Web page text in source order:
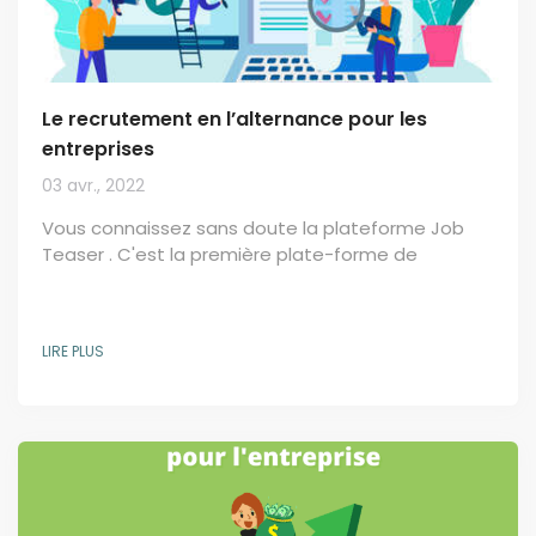
Le recrutement en l’alternance pour les
entreprises
03 avr., 2022
Vous connaissez sans doute la plateforme Job
Teaser . C'est la première plate-forme de
aujourd'hui à plus de 4 millions d’étudiants et
de regroupements et de marque employeur. Nous
LIRE PLUS